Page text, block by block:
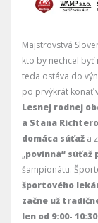
Majstrovstvá
kto by nechcel byť
teda ostáva do
po prvýkrát konať
Lesnej rodnej
a Stana
domáca súťaž a
„povinná“
šampionátu.
športového
začne už
len od 9:00-